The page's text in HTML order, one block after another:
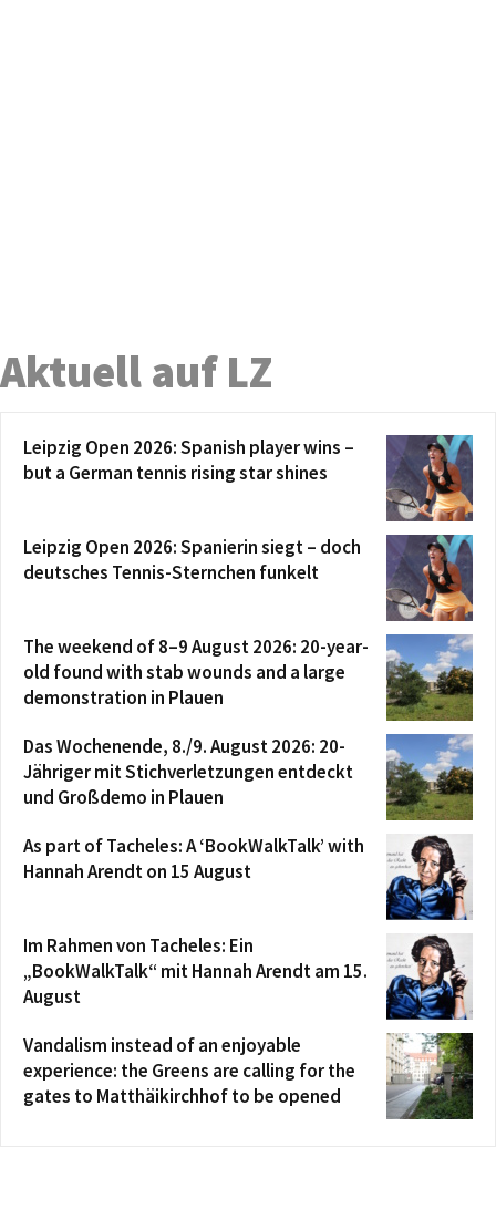
Aktuell auf LZ
Leipzig Open 2026: Spanish player wins –
but a German tennis rising star shines
Leipzig Open 2026: Spanierin siegt – doch
deutsches Tennis-Sternchen funkelt
The weekend of 8–9 August 2026: 20-year-
old found with stab wounds and a large
demonstration in Plauen
Das Wochenende, 8./9. August 2026: 20-
Jähriger mit Stichverletzungen entdeckt
und Großdemo in Plauen
As part of Tacheles: A ‘BookWalkTalk’ with
Hannah Arendt on 15 August
Im Rahmen von Tacheles: Ein
„BookWalkTalk“ mit Hannah Arendt am 15.
August
Vandalism instead of an enjoyable
experience: the Greens are calling for the
gates to Matthäikirchhof to be opened